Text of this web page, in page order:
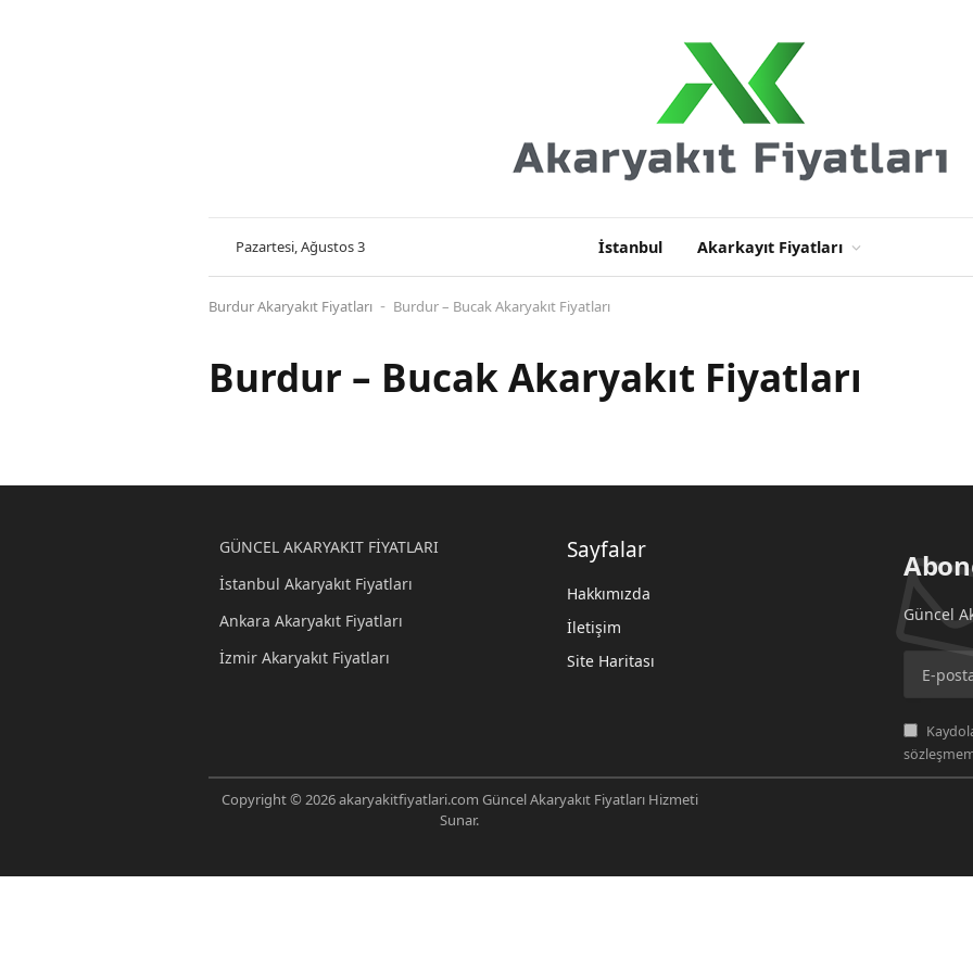
Pazartesi, Ağustos 3 İstanbul Akarkayıt Fiyatları
Burdur Akaryakıt Fiyatları - Burdur – Bucak Akaryakıt Fiyatları
Burdur – Bucak Akaryakıt Fiyatları
GÜNCEL AKARYAKIT FİYATLARI
İstanbul Akaryakıt Fiyatları
Ankara Akaryakıt Fiyatları
İzmir Akaryakıt Fiyatları
Sayfalar
Hakkımızda
İletişim
Site Haritası
Güncel
Copyright © 2026 akaryakitfiyatlari.com Güncel Akaryakıt Fiyatları Hizmeti
Sunar.